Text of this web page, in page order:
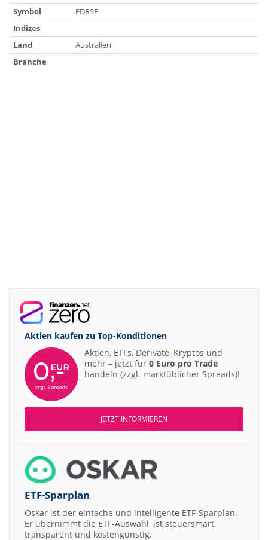
Symbol
EDRSF
Indizes
Land
Australien
Branche
Aktien kaufen zu Top-Konditionen
Aktien, ETFs, Derivate, Kryptos und
mehr – jetzt für 0 Euro pro Trade
handeln (zzgl. marktüblicher Spreads)!
JETZT INFORMIEREN
ETF-Sparplan
Oskar ist der einfache und intelligente ETF-Sparplan.
Er übernimmt die ETF-Auswahl, ist steuersmart,
transparent und kostengünstig.